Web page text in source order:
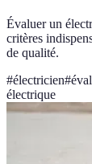
Évaluer un
critères
de qualité.
#électricien#
électrique